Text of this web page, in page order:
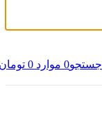
جستجو0 موارد 0